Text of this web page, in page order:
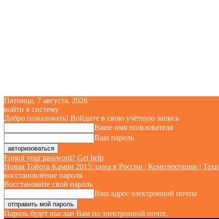
Пятница, 7 августа, 2026
войти в систему
Добро пожаловать! Войдите в свою учётную запись
Ваше имя пользователя
Ваш пароль
Forgot your password? Get help
Новая Тойота Камри 2015: цена в России | Комплектации |
восстановление пароля
Восстановите свой пароль
Ваш адрес электронной почты
Пароль будет выслан Вам по электронной почте.